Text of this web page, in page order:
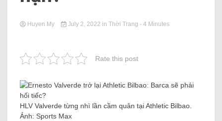
Huyen My July 2, 2022 in Thời Trang - 4 Minutes
Rate this post
HLV Valverde từng nhì lần cầm quân tại Athletic Bilbao.
Ảnh: Sports Max